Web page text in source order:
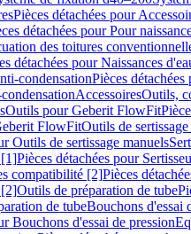
Pièces détachées pour
détachées pour Pour
des toitures
détachées pour Naissances
condensationPièces
AccessoiresOutils,
Outils pour Geberit FlowFit
FlowFitOutils de
Outils de sertissage manuels
Pièces détachées pour
compatibilité [2]Pièces
Outils de préparation de tube
de tubeBouchons d'essai
Bouchons d'essai de pression